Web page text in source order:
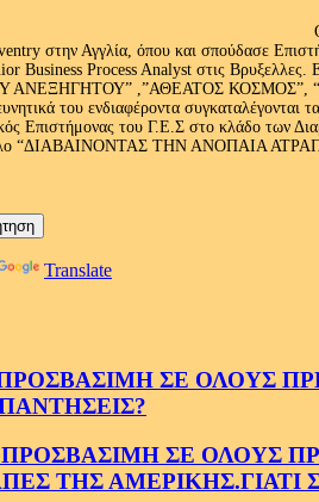
στην Αγγλία, όπου και σπούδασε
Business Process Analyst στις
,”ΑΘΕΑΤΟΣ ΚΟΣΜΟΣ”,
του ενδιαφέροντα
Επιστήμονας του Γ.Ε.Σ στο κλάδο
“ΔΙΑΒΑΙΝΟΝΤΑΣ ΤΗΝ ΑΝΟΠΑΙΑ
Translate
ΣΕ ΟΛΟΥΣ
ΣΕ ΟΛΟΥΣ
ΤΗΣ ΑΜΕΡΙΚΗΣ.ΓΙΑΤΙ